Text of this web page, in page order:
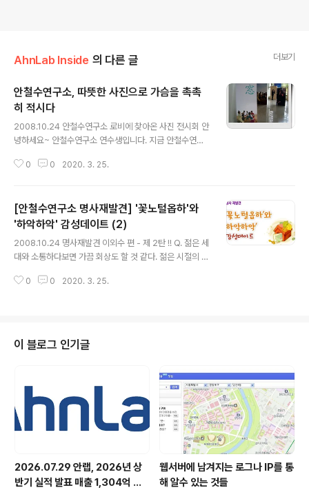
AhnLab Inside 의 다른 글 더보기
안철수연구소, 따뜻한 사진으로 가슴을 촉촉
히 적시다
2008.10.24 안철수연구소 로비에 찾아온 사진 전시회 안
녕하세요~ 안철수연구소 연수생입니다. 지금 안철수연구
피플 사진전' 이 내일(28일)까지 이어지고 있답니다~ 비극
알리듯 촉촉히 전파되고 있어요. 내일이 지나면 또, 어떤 전
시회가 로비를 가득 채우게 될지~ 기대해보며... 그 따땃한
전시회 소식도 전하도록 할게요~ 여러분, 햇살이 부서질지
라도... 쌩쌩~ 칼바람에 코트 챙기는거 부디 잊지 마시고요
0 0 2020. 3. 25.
[안철수연구소 명사재발견] '꽃노털옵하'와
'하악하악' 감성데이트 (2)
2008.10.24 명사재발견 이외수 편 - 제 2탄 !! Q. 젊은 세
대와 소통하다보면 가끔 회상도 할 것 같다. 젊은 시절의 후
이 자꾸 날 이끌었다는 생각이 들어. 안 해본 것 없이 이것
고통스러운 일이지만 독자들이 내 글을 읽어 줄때, 응원의
한마디를 들을 때 그 보람은 말 할 수 없지. 창작의 고통은
램에서 젊은 시절을 열등감의 시간이라고 하더라, 어떻게
극복했나? 일반적으로 여자들이 이상형으로 거론하는 것
에 내가..
0 0 2020. 3. 25.
이 블로그 인기글
2026.07.29 안랩, 2026년 상
반기 실적 발표 매출 1,304억 원,
웹서버에 남겨지는 로그나 IP를 통
해 알수 있는 것들